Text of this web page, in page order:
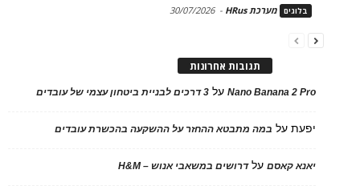
בלוגים מערכת HRus -
30/07/2026
תגובות אחרונות
Nano Banana 2 Proעל 3 דרכים לבניית ביטחון עצמי של עובדים
יפעתעל במה מתבטא ההחזר על ההשקעה בהכשרת עובדים
יאנא קאסםעלדרושים במשאבי אנוש – H&M